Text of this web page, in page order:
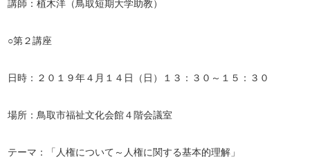
講師：植木洋（鳥取短期大学助教）
○第２講座
日時：２０１９年４月１４日（日）１３：３０～１５：３０
場所：鳥取市福祉文化会館４階会議室
テーマ：「人権について～人権に関する基本的理解」